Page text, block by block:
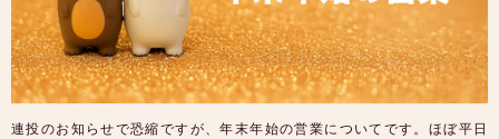
連投のお知らせで恐縮ですが、年末年始の営業についてです。ほぼ平日